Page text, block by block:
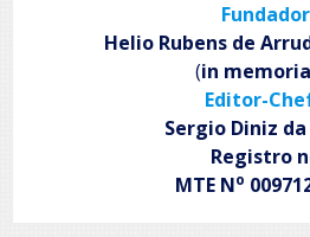
Fundador
Helio Rubens de
(in
Editor-
Sergio Diniz
Registro
MTE No